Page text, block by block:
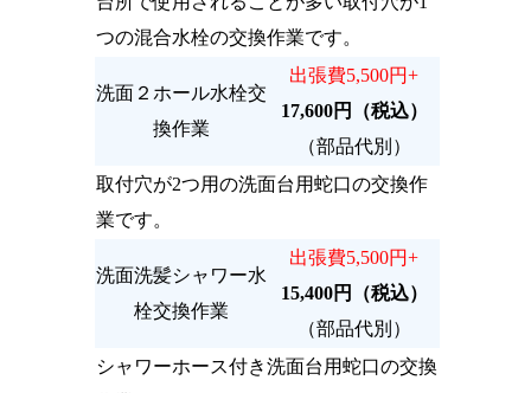
つの混合水栓の交換作業です。
洗面２ホール水栓交
換作業
出張費5,500円+
17,600円（税込）
（部品代別）
取付穴が2つ用の洗面台用蛇口の交換作
業です。
洗面洗髪シャワー水
栓交換作業
出張費5,500円+
15,400円（税込）
（部品代別）
シャワーホース付き洗面台用蛇口の交換